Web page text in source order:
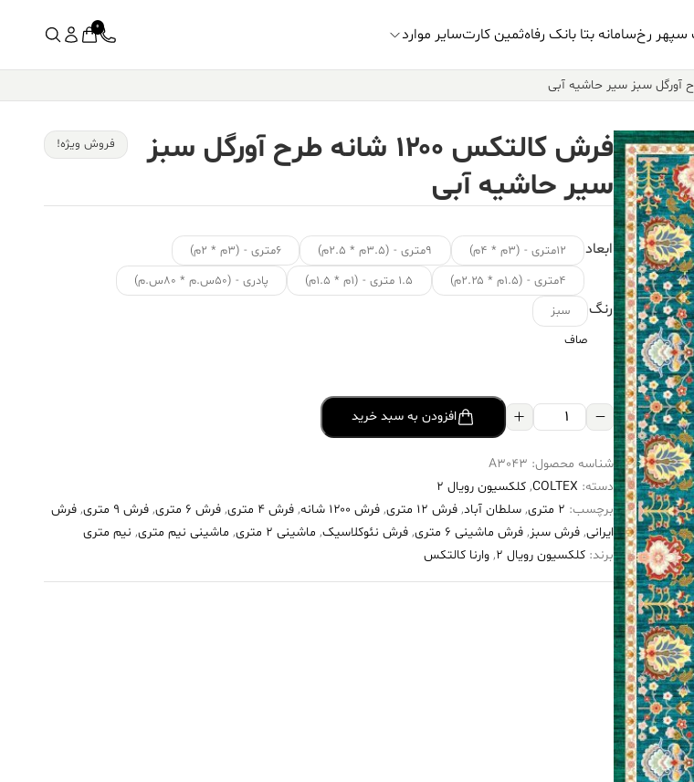
رخسامانه بتا بانک رفاهثمین کارتسایر موارد 0
فرش کالتکس ۱۲۰۰ شانه طرح آورگل سبز
سیر حاشیه آبی
فروش ویژه!
ابعاد ۱۲متری - (۳م * ۴م) ۹متری - (۳.۵م * ۲.۵م)
۶متری - (۳م * ۲م)
۴متری - (۱.۵م * ۲.۲۵م)
۱.۵ متری - (۱م * ۱.۵م) پادری - (۵۰س.م * ۸۰س.م)
رنگ
سبز
صاف
فرش
کالتکس
۱۲۰۰
شانه
طرح
آورگل
سبز
سیر
حاشیه
آبی
عدد
افزودن به سبد خرید
شناسه محصول: A3043
دسته: COLTEX
, کلکسیون رویال 2
برچسب: 2 متری , سلطان آباد, فرش 12 متری , فرش ۱۲۰۰ شانه , فرش 4 متری , فرش 6 متری , فرش 9 متری , فرش
ایرانی, فرش سبز , فرش ماشینی 6 متری , فرش نئوکلاسیک, ماشینی 2 متری , ماشینی نیم متری, نیم متری
برند: کلکسیون رویال 2 , وارنا کالتکس